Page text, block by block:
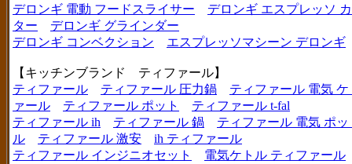
デロンギ 電動 フードスライサー
デロンギ エスプレッソ
ター
デロンギ グラインダー
デロンギ コンベクション
エスプレッソマシーン デロンギ
【キッチンブランド ティファール】
ティファール
ティファール 圧力鍋
ティファール 電気 ケ
ァール
ティファール ポット
ティファール t-fal
ティファール ih
ティファール 鍋
ティファール 電気 ポッ
ル
ティファール 激安
ih ティファール
ティファール インジニオセット
電気ケトル ティファール